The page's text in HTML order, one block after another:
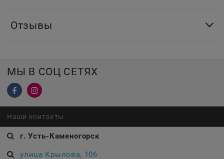
Отзывы
МЫ В СОЦ СЕТЯХ
Наши контакты
г. Усть-Каменогорск
улица Крылова, 106